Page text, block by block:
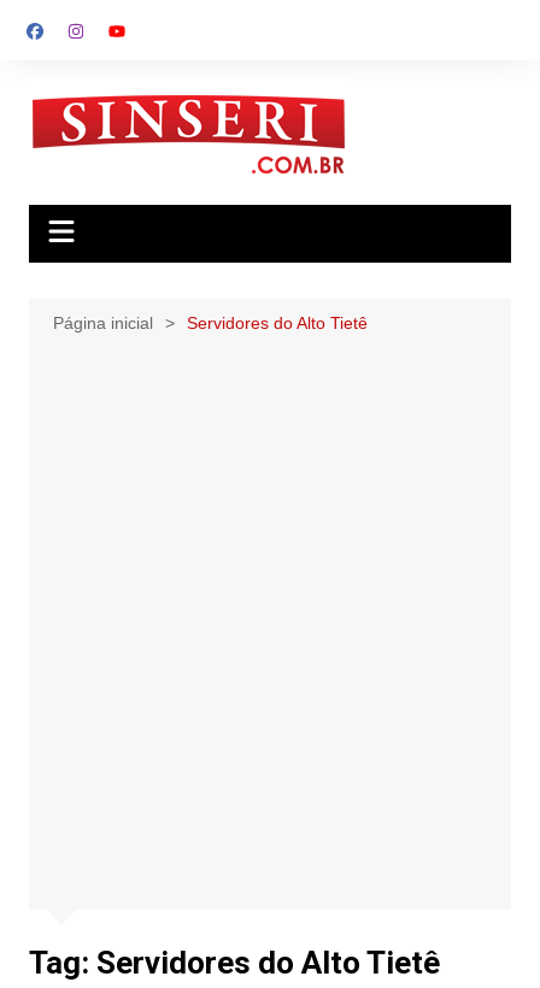
para
conteúdo
Página inicial Servidores do Alto Tietê
Tag: Servidores do Alto Tietê